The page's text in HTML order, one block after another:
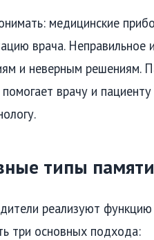
медицинские
врача.
и неверным решениям.
врачу и
типы
реализуют
три основных подхода: